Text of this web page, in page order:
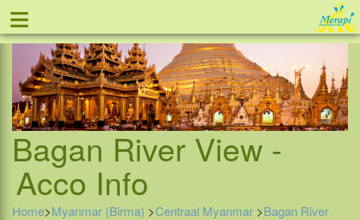
≡ Tel: 088 - 81 11 999
Bagan River View -
Acco Info
Home>Myanmar (Birma) >Centraal Myanmar >Bagan River